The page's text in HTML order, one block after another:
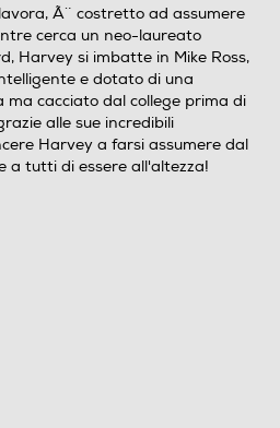
Ã¨ costretto ad assumere
cerca un neo-laureato
Harvey si imbatte in Mike Ross,
e dotato di una
ma cacciato dal college prima di
alle sue incredibili
Harvey a farsi assumere dal
a tutti di essere all'altezza!